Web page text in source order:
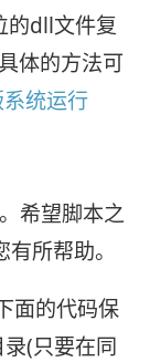
的dll文件复
体的方法可
统运行
希望脚本之
所帮助。
面的代码保
(只要在同